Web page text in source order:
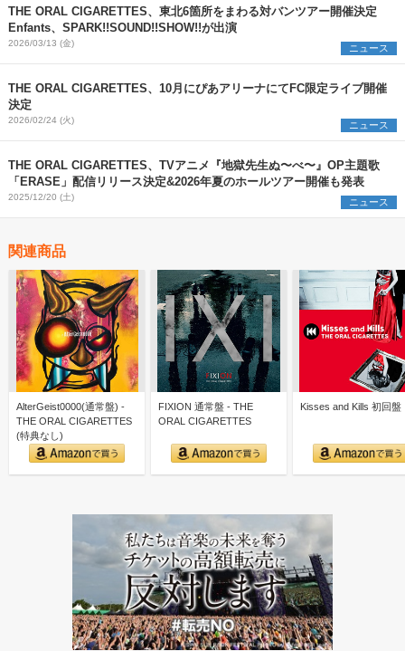
THE ORAL CIGARETTES、東北6箇所をまわる対バンツアー開催決定
Enfants、SPARK!!SOUND!!SHOW!!が出演
2026/03/13 (金) ニュース
THE ORAL CIGARETTES、10月にぴあアリーナにてFC限定ライブ開催
決定
2026/02/24 (火) ニュース
THE ORAL CIGARETTES、TVアニメ『地獄先生ぬ〜べ〜』OP主題歌
「ERASE」配信リリース決定&2026年夏のホールツアー開催も発表
2025/12/20 (土) ニュース
関連商品
AlterGeist0000(通常盤) -
THE ORAL CIGARETTES
(特典なし)
FIXION 通常盤 - THE
ORAL CIGARETTES
Kisses and Kills 初回盤